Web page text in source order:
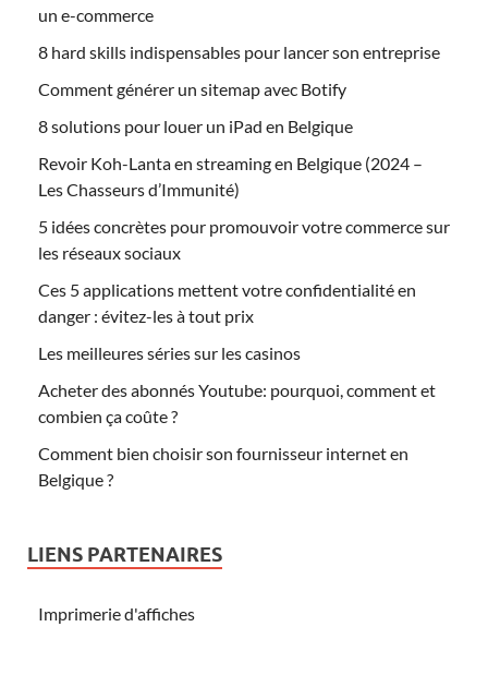
un e-commerce
8 hard skills indispensables pour lancer son entreprise
Comment générer un sitemap avec Botify
8 solutions pour louer un iPad en Belgique
Revoir Koh-Lanta en streaming en Belgique (2024 –
Les Chasseurs d’Immunité)
5 idées concrètes pour promouvoir votre commerce sur
les réseaux sociaux
Ces 5 applications mettent votre confidentialité en
danger : évitez-les à tout prix
Les meilleures séries sur les casinos
Acheter des abonnés Youtube: pourquoi, comment et
combien ça coûte ?
Comment bien choisir son fournisseur internet en
Belgique ?
LIENS PARTENAIRES
Imprimerie d'affiches